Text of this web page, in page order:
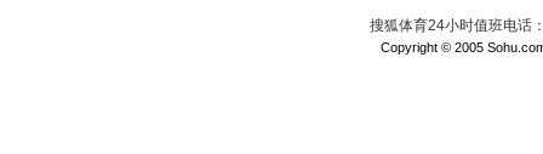
搜狐体育24小时值班电话
Copyright © 2005